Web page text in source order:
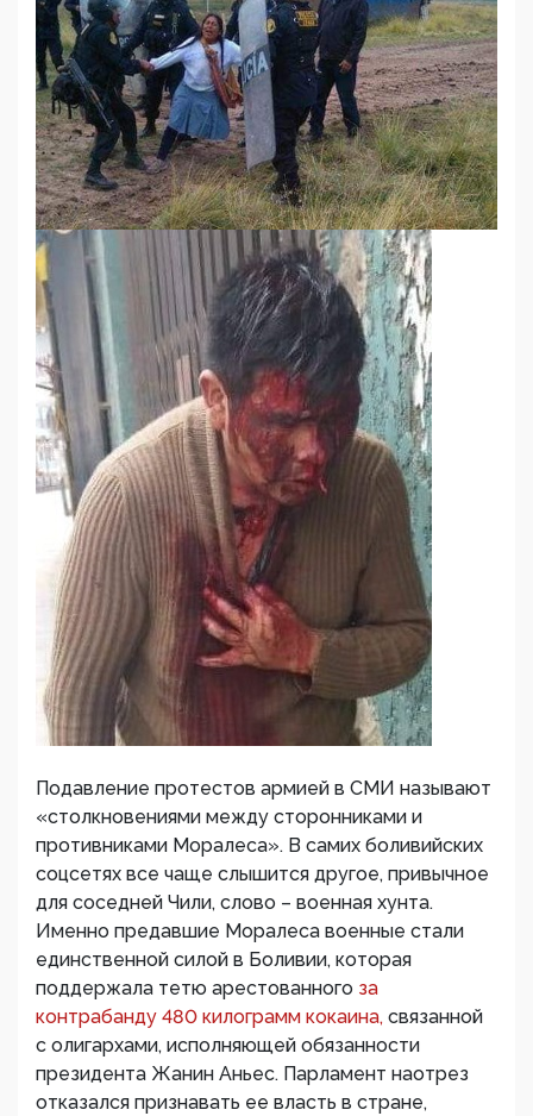
Подавление протестов армией в СМИ называют
«столкновениями между сторонниками и
противниками Моралеса». В самих боливийских
соцсетях все чаще слышится другое, привычное
для соседней Чили, слово – военная хунта.
Именно предавшие Моралеса военные стали
единственной силой в Боливии, которая
поддержала тетю арестованного за
контрабанду 480 килограмм кокаина, связанной
с олигархами, исполняющей обязанности
президента Жанин Аньес. Парламент наотрез
отказался признавать ее власть в стране,